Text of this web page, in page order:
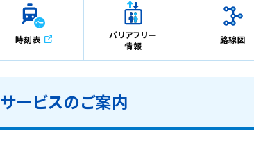
時刻表
バリアフリー
情報
路線図
サービスのご案内